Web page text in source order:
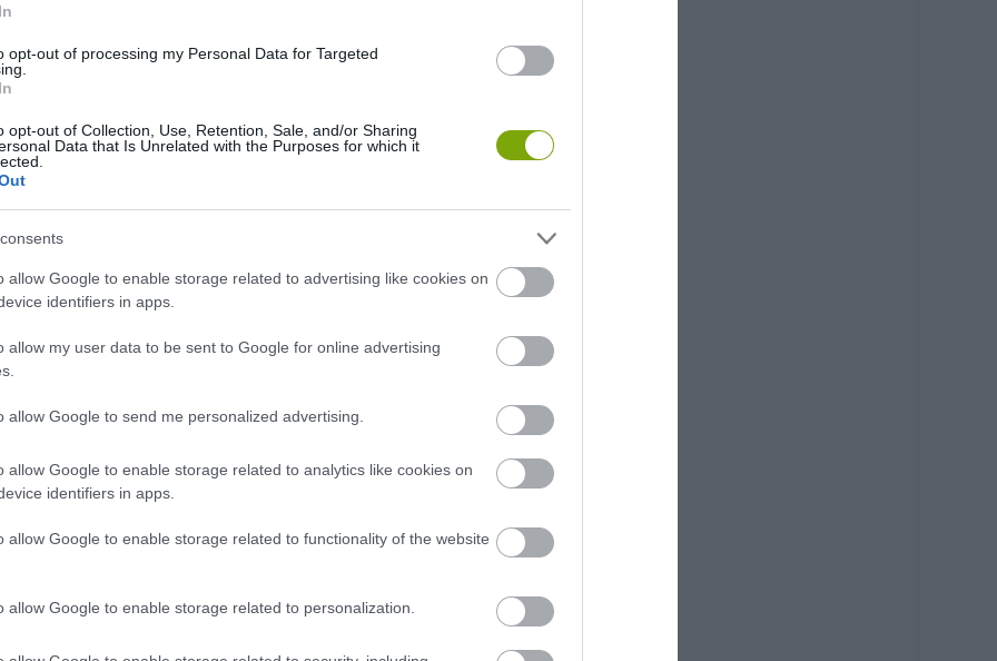
opt-out of processing my Personal Data for Targeted
opt-out of Collection, Use, Retention, Sale, and/or Sharing
Data that Is Unrelated with the Purposes for which it
allow Google to enable storage related to advertising like cookies on
identifiers in apps.
allow my user data to be sent to Google for online advertising
allow Google to send me personalized advertising.
allow Google to enable storage related to analytics like cookies on
identifiers in apps.
allow Google to enable storage related to functionality of the website
allow Google to enable storage related to personalization.
különleges szerkezete
Az acélvázra épült, lábakon álló ipari monstrum első
lett kialakítva, hogy a rakodási folyamatokhoz
vízáramlás okozta erőknek is. Az építmény két fő részből
süllyesztettek, valamint a felső, acélból készült
ipari fejlődését. A szerkezetben naponta több ezer
tovább a Duna menti városokba. A folyamatot egy
akik biztosították a rakodási műveletek